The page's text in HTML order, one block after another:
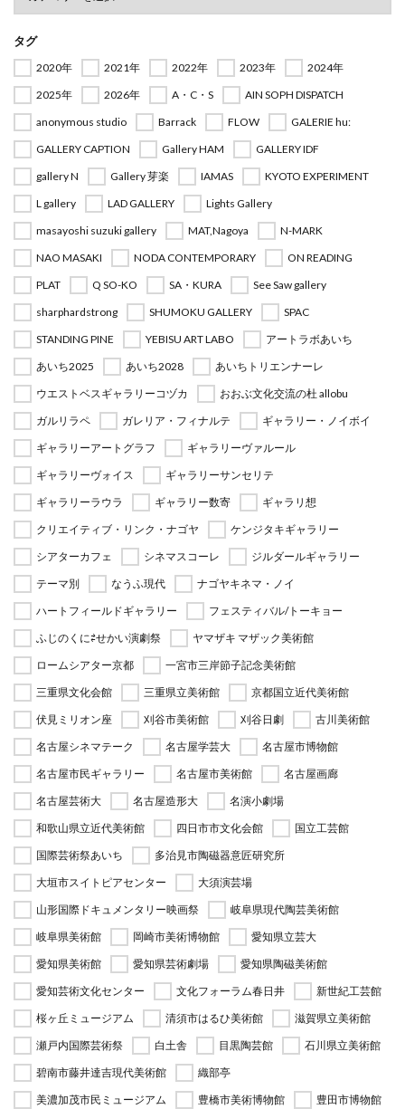
タグ
2020年 2021年 2022年 2023年
2024年
2025年
2026年 A・C・S
AIN SOPH DISPATCH
anonymous studio
Barrack FLOW
GALERIE hu:
GALLERY CAPTION
Gallery HAM
GALLERY IDF
gallery N
Gallery 芽楽 IAMAS
KYOTO EXPERIMENT
L gallery
LAD GALLERY
Lights Gallery
masayoshi suzuki gallery
MAT,Nagoya
N-MARK
NAO MASAKI
NODA CONTEMPORARY
ON READING
PLAT
Q SO-KO SA・KURA
See Saw gallery
sharphardstrong
SHUMOKU GALLERY
SPAC
STANDING PINE
YEBISU ART LABO
アートラボあいち
あいち2025
あいち2028
あいちトリエンナーレ
ウエストベスギャラリーコヅカ
おおぶ文化交流の杜 allobu
ガルリラペ
ガレリア・フィナルテ
ギャラリー・ノイボイ
ギャラリーアートグラフ
ギャラリーヴァルール
ギャラリーヴォイス
ギャラリーサンセリテ
ギャラリーラウラ
ギャラリー数寄
ギャラリ想
クリエイティブ・リンク・ナゴヤ
ケンジタキギャラリー
シアターカフェ
シネマスコーレ
ジルダールギャラリー
テーマ別
なうふ現代
ナゴヤキネマ・ノイ
ハートフィールドギャラリー
フェスティバル/トーキョー
ふじのくに⇄せかい演劇祭
ヤマザキ マザック美術館
ロームシアター京都
一宮市三岸節子記念美術館
三重県文化会館
三重県立美術館
京都国立近代美術館
伏見ミリオン座
刈谷市美術館 刈谷日劇
古川美術館
名古屋シネマテーク
名古屋学芸大
名古屋市博物館
名古屋市民ギャラリー
名古屋市美術館
名古屋画廊
名古屋芸術大
名古屋造形大
名演小劇場
和歌山県立近代美術館
四日市市文化会館
国立工芸館
国際芸術祭あいち
多治見市陶磁器意匠研究所
大垣市スイトピアセンター
大須演芸場
山形国際ドキュメンタリー映画祭
岐阜県現代陶芸美術館
岐阜県美術館
岡崎市美術博物館
愛知県立芸大
愛知県美術館
愛知県芸術劇場
愛知県陶磁美術館
愛知芸術文化センター
文化フォーラム春日井
新世紀工芸館
桜ヶ丘ミュージアム
清須市はるひ美術館
滋賀県立美術館
瀬戸内国際芸術祭
白土舎 目黒陶芸館
石川県立美術館
碧南市藤井達吉現代美術館
織部亭
美濃加茂市民ミュージアム
豊橋市美術博物館
豊田市博物館